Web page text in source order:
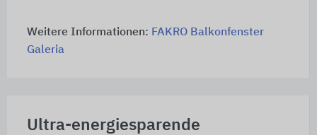
Weitere Informationen: FAKRO Balkonfenster
Galeria
Ultra-energiesparende